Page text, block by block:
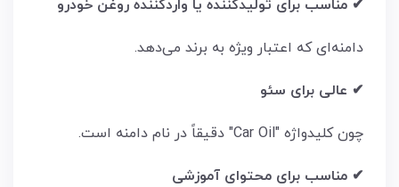
✔ مناسب برای تولیدکننده یا واردکننده روغن خودرو
دامنه‌ای که اعتبار ویژه به برند می‌دهد.
✔ عالی برای سئو
چون کلیدواژه "Car Oil" دقیقاً در نام دامنه است.
✔ مناسب برای محتوای آموزشی